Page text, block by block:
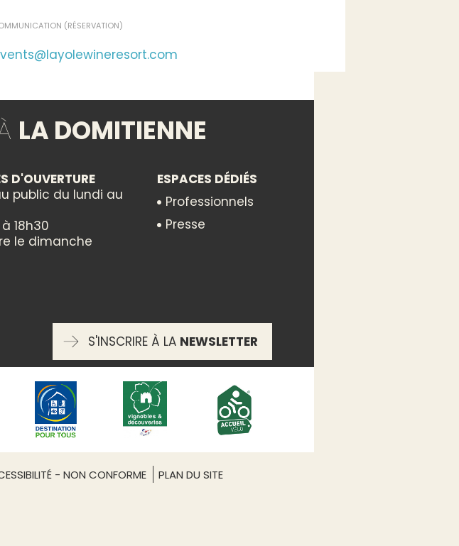
(RÉSERVATION)
groupes : non
LA DOMITIENNE
D'OUVERTURE
public du lundi au
18h30
le dimanche
ESPACES DÉDIÉS
Professionnels
Presse
S'INSCRIRE À LA NEWSLETTER
- NON CONFORME PLAN DU SITE